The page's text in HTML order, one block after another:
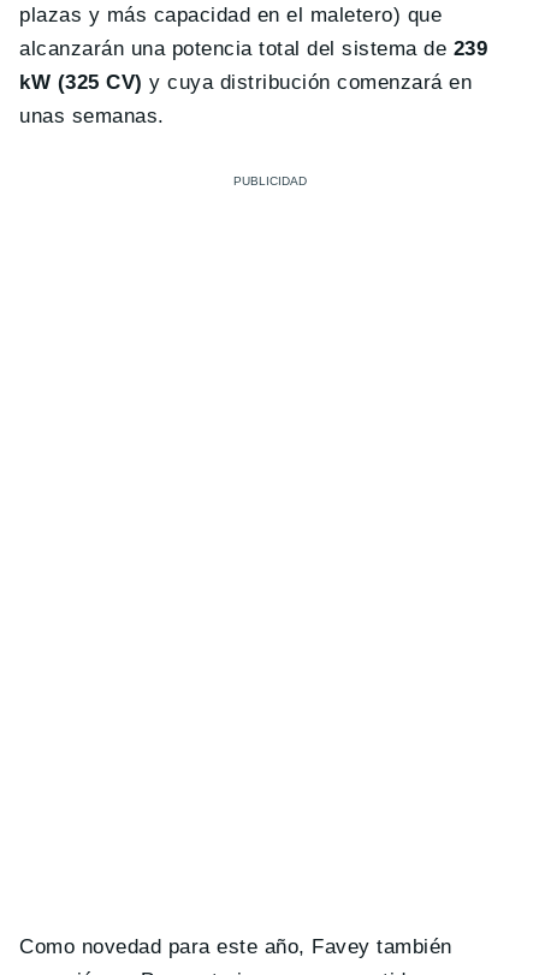
plazas y más capacidad en el maletero) que
alcanzarán una potencia total del sistema de 239
kW (325 CV) y cuya distribución comenzará en
unas semanas.
Como novedad para este año, Favey también